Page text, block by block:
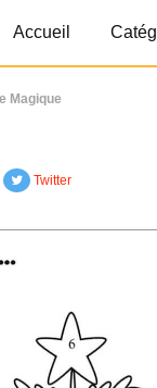
Accueil
Magique
Twitter